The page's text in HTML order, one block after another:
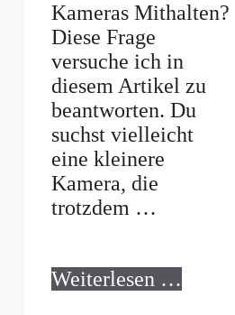
Kameras Mithalten?
Diese Frage
versuche ich in
diesem Artikel zu
beantworten. Du
suchst vielleicht
eine kleinere
Kamera, die
trotzdem …
Weiterlesen …